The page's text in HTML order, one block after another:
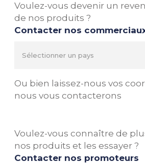
Voulez-vous devenir un
de nos produits ?
Contacter nos
Ou bien laissez-nous vos
nous vous contacterons
Voulez-vous connaître de
nos produits et les essayer ?
Contacter nos promoteurs